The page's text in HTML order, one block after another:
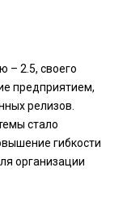
– 2.5, своего
предприятием,
релизов.
стало
гибкости
организации